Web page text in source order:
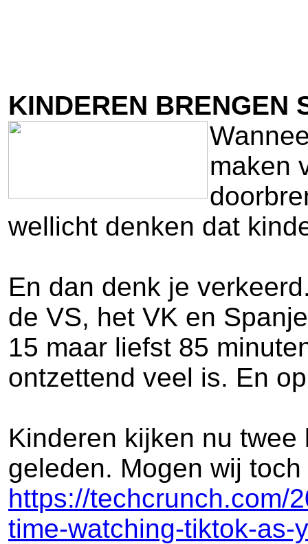
KINDEREN BRENGEN
maken
wellicht denken dat
En dan denk je
de VS, het VK en
15 maar liefst 85
ontzettend veel is. En
Kinderen kijken nu
geleden. Mogen wij
https://techcrunch.com/
time-watching-tiktok-as-